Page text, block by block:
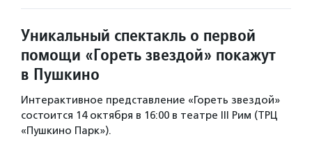
Уникальный спектакль о первой
помощи «Гореть звездой» покажут
в Пушкино
Интерактивное представление «Гореть звездой»
состоится 14 октября в 16:00 в театре III Рим (ТРЦ
«Пушкино Парк»).